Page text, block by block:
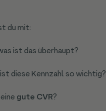
du mit:
ist das überhaupt?
diese Kennzahl so wichtig?
gute CVR?